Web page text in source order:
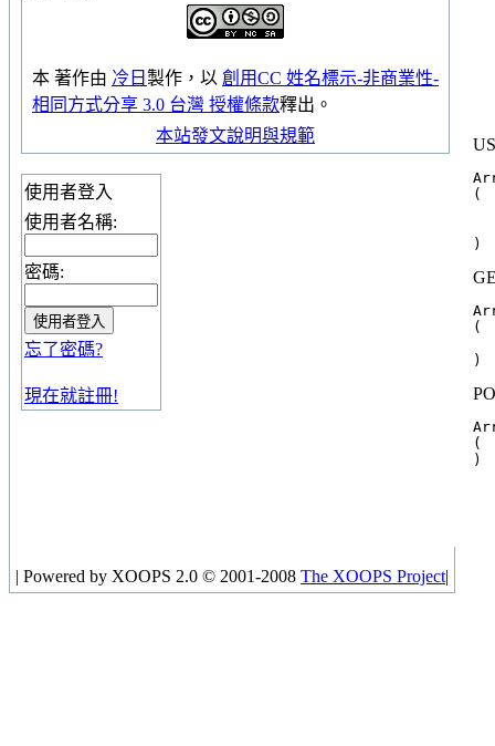
本 著作由 冷日 製作，以 創用CC 姓名標示-非商業性-
相同方式分享 3.0 台灣 授權條款釋出。
本站發文說明與規範
使用者登入
使用者名稱:
密碼:
忘了密碼?
現在就註冊!
(
(
(
| Powered by XOOPS 2.0 © 2001-2008 The XOOPS Project|